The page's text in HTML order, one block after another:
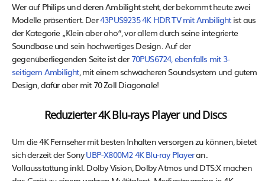
Wer auf Philips und deren Ambilight steht, der bekommt heute zwei
Modelle präsentiert. Der43PUS9235 4K HDR TV mit Ambilightist aus
der Kategorie „Klein aber oho“, vor allem durch seine integrierte
Soundbase und sein hochwertiges Design. Auf der
gegenüberliegenden Seite ist der 70PUS6724, ebenfalls mit 3-
seitigem Ambilight, mit einem schwächeren Soundsystem und gutem
Design, dafür aber mit 70 Zoll Diagonale!
Reduzierter 4K Blu-rays Player und Discs
Um die 4K Fernseher mit besten Inhalten versorgen zu können, bietet
sich derzeit der SonyUBP-X800M2 4K Blu-ray Playeran.
Vollausstattung inkl. Dolby Vision, Dolby Atmos und DTS:X machen